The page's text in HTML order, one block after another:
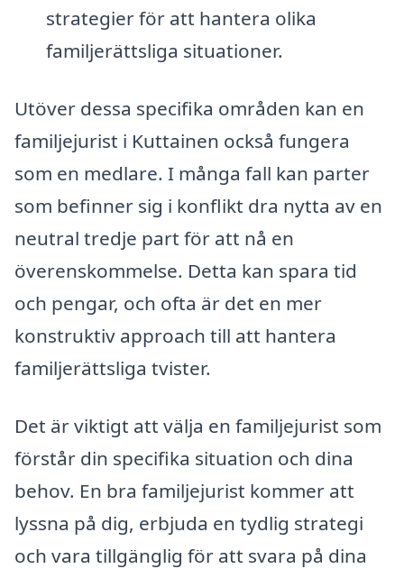
strategier för att hantera olika
familjerättsliga situationer.
Utöver dessa specifika områden kan en
familjejurist i Kuttainen också fungera
som en medlare. I många fall kan parter
som befinner sig i konflikt dra nytta av en
neutral tredje part för att nå en
överenskommelse. Detta kan spara tid
och pengar, och ofta är det en mer
konstruktiv approach till att hantera
familjerättsliga tvister.
Det är viktigt att välja en familjejurist som
förstår din specifika situation och dina
behov. En bra familjejurist kommer att
lyssna på dig, erbjuda en tydlig strategi
och vara tillgänglig för att svara på dina